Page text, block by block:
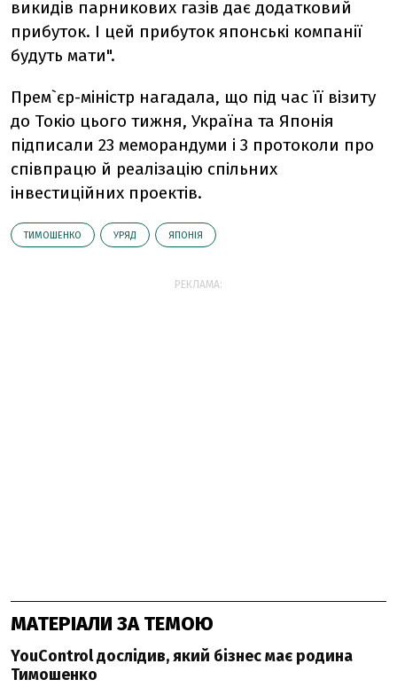
викидів парникових газів дає додатковий
прибуток. І цей прибуток японські компанії
будуть мати".
Прем`єр-міністр нагадала, що під час її візиту
до Токіо цього тижня, Україна та Японія
підписали 23 меморандуми і 3 протоколи про
співпрацю й реалізацію спільних
інвестиційних проектів.
ТИМОШЕНКО УРЯД ЯПОНІЯ
РЕКЛАМА:
МАТЕРІАЛИ ЗА ТЕМОЮ
YouControl дослідив, який бізнес має родина
Тимошенко